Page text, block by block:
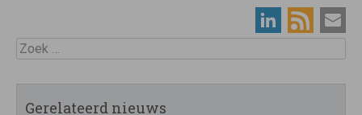
Zoek
Gerelateerd nieuws